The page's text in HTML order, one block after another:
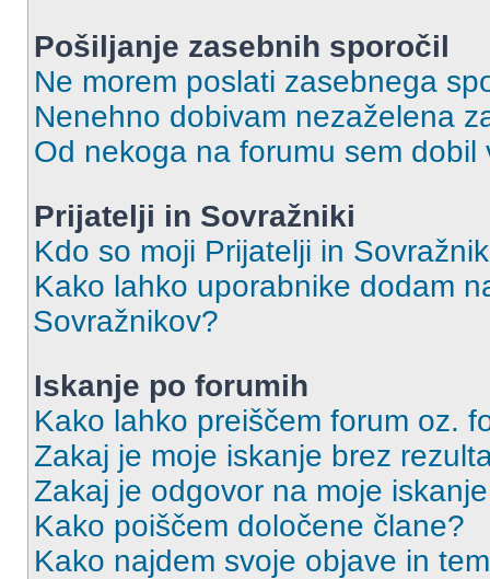
Pošiljanje zasebnih sporočil
Ne morem poslati zasebnega
Nenehno dobivam nezaželena
Od nekoga na forumu sem
Prijatelji in Sovražniki
Kdo so moji Prijatelji in
Kako lahko uporabnike dodam
Sovražnikov?
Iskanje po forumih
Kako lahko preiščem forum oz.
Zakaj je moje iskanje brez
Zakaj je odgovor na moje
Kako poiščem določene člane?
Kako najdem svoje objave in